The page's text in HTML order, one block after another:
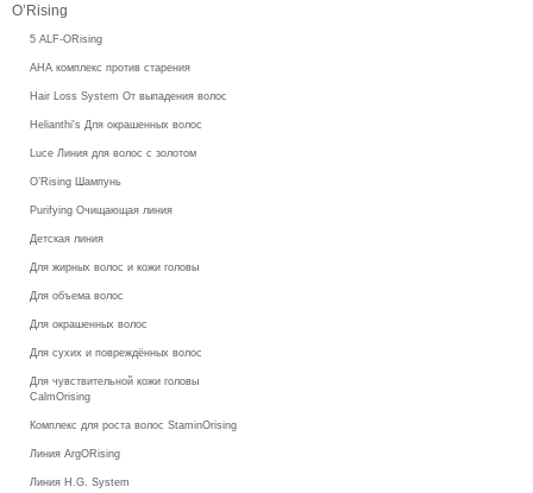
O’Rising
5 ALF-ORising
AHA комплекс против старения
Hair Loss System От выпадения волос
Helianthi's Для окрашенных волос
Luce Линия для волос с золотом
O’Rising Шампунь
Purifying Очищающая линия
Детская линия
Для жирных волос и кожи головы
Для объема волос
Для окрашенных волос
Для сухих и повреждённых волос
Для чувствительной кожи головы
CalmOrising
Комплекс для роста волос StaminOrising
Линия ArgORising
Линия H.G. System